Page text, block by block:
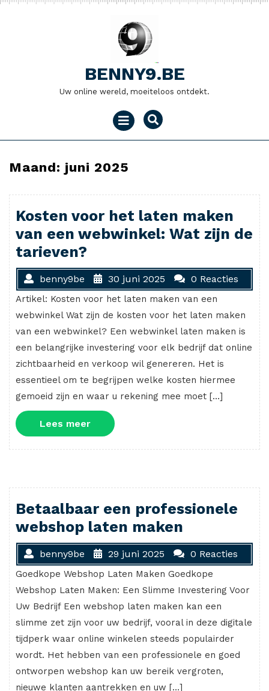
Naar
BENNY9.BE
Uw online wereld, moeiteloos ontdekt.
Menu
openen
Maand: juni 2025
Kosten voor het laten maken
van een webwinkel: Wat zijn de
tarieven?
benny9be 30 juni 2025 0 Reacties
Artikel: Kosten voor het laten maken van een
webwinkel Wat zijn de kosten voor het laten maken
van een webwinkel? Een webwinkel laten maken is
een belangrijke investering voor elk bedrijf dat online
zichtbaarheid en verkoop wil genereren. Het is
essentieel om te begrijpen welke kosten hiermee
gemoeid zijn en waar u rekening mee moet […]
Lees meerLees
meer
Betaalbaar een professionele
webshop laten maken
benny9be 29 juni 2025 0 Reacties
Goedkope Webshop Laten Maken Goedkope
Webshop Laten Maken: Een Slimme Investering Voor
Uw Bedrijf Een webshop laten maken kan een
slimme zet zijn voor uw bedrijf, vooral in deze digitale
tijdperk waar online winkelen steeds populairder
wordt. Het hebben van een professionele en goed
ontworpen webshop kan uw bereik vergroten,
nieuwe klanten aantrekken en uw […]